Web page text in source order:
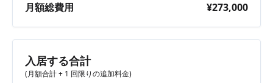
月額総費用 ¥273,000
入居する合計
(月額合計 + 1 回限りの追加料金)